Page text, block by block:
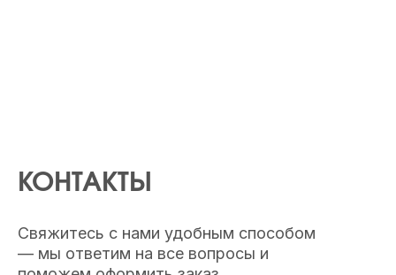
КОНТАКТЫ
Свяжитесь с нами удобным способом
— мы ответим на все вопросы и